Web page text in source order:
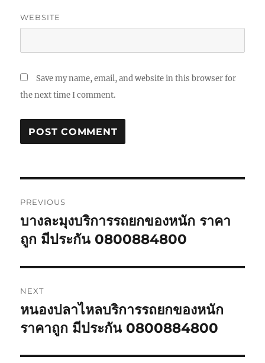
WEBSITE
Save my name, email, and website in this browser for
the next time I comment.
navigation
PREVIOUS
Previous
post:
บางละมุงบริการรถยกของหนัก ราคา
ถูก มีประกัน 0800884800
NEXT
Next
post:
หนองปลาไหลบริการรถยกของหนัก
ราคาถูก มีประกัน 0800884800